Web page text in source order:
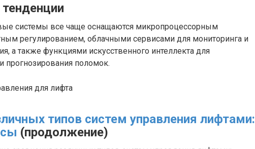
системы все чаще оснащаются микропроцессорным
регулированием, облачными сервисами для мониторинга и
а также функциями искусственного интеллекта для
прогнозирования поломок.
типов систем управления лифтами:
(продолжение)